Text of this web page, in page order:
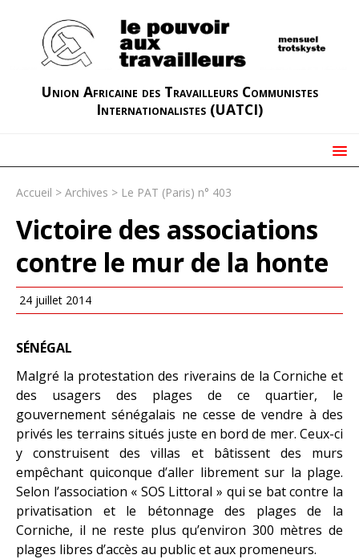
Union Africaine des Travailleurs Communistes
Internationalistes (UATCI)
Accueil > Archives > Le PAT (Paris) n° 403
Victoire des associations
contre le mur de la honte
24 juillet 2014
SÉNÉGAL
Malgré la protestation des riverains de la Corniche et
des usagers des plages de ce quartier, le
gouvernement sénégalais ne cesse de vendre à des
privés les terrains situés juste en bord de mer. Ceux-ci
y construisent des villas et bâtissent des murs
empêchant quiconque d’aller librement sur la plage.
Selon l’association « SOS Littoral » qui se bat contre la
privatisation et le bétonnage des plages de la
Corniche, il ne reste plus qu’environ 300 mètres de
plages libres d’accès au public et aux promeneurs.